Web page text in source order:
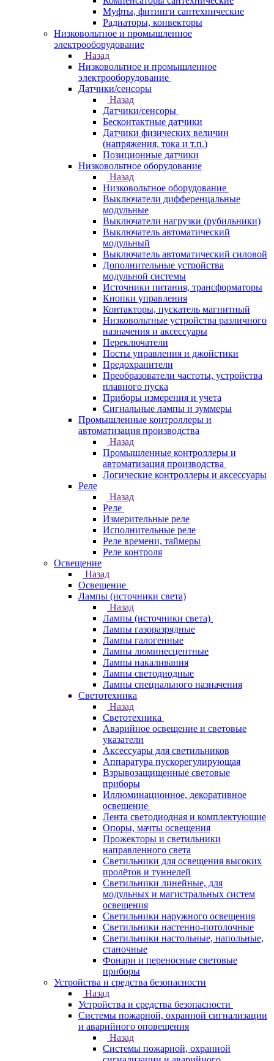
Муфты, фитинги сантехнические
Радиаторы, конвекторы
Низковольтное и промышленное
электрооборудование
Назад
Низковольтное и промышленное
электрооборудование
Датчики/сенсоры
Назад
Датчики/сенсоры
Бесконтактные датчики
Датчики физических величин
(напряжения, тока и т.п.)
Позиционные датчики
Низковольтное оборудование
Назад
Низковольтное оборудование
Выключатели дифференцальные
модульные
Выключатели нагрузки (рубильники)
Выключатель автоматический
модульный
Выключатель автоматический силовой
Дополнительные устройства
модульной системы
Источники питания, трансформаторы
Кнопки управления
Контакторы, пускатель магнитный
Низковольтные устройства различного
назначения и аксессуары
Переключатели
Посты управления и джойстики
Предохранители
Преобразователи частоты, устройства
плавного пуска
Приборы измерения и учета
Сигнальные лампы и зуммеры
Промышленные контроллеры и
автоматизация производства
Назад
Промышленные контроллеры и
автоматизация производства
Логические контроллеры и аксессуары
Реле
Назад
Реле
Измерительные реле
Исполнительные реле
Реле времени, таймеры
Реле контроля
Освещение
Назад
Освещение
Лампы (источники света)
Назад
Лампы (источники света)
Лампы газоразрядные
Лампы галогенные
Лампы люминесцентные
Лампы накаливания
Лампы светодиодные
Лампы специального назначения
Светотехника
Назад
Светотехника
Аварийное освещение и световые
указатели
Аксессуары для светильников
Аппаратура пускорегулирующая
Взрывозащищенные световые
приборы
Иллюминационное, декоративное
освещение
Лента светодиодная и комплектующие
Опоры, мачты освещения
Прожекторы и светильники
направленного света
Светильники для освещения высоких
пролётов и туннелей
Светильники линейные, для
модульных и магистральных систем
освещения
Светильники наружного освещения
Светильники настенно-потолочные
Светильники настольные, напольные,
станочные
Фонари и переносные световые
приборы
Устройства и средства безопасности
Назад
Устройства и средства безопасности
Системы пожарной, охранной сигнализации
и аварийного оповещения
Назад
Системы пожарной, охранной